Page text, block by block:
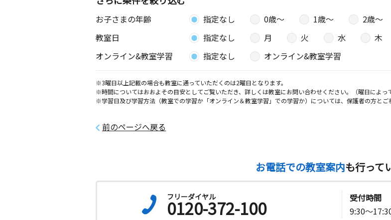
墨染駅教室
木 金 土 日
京都府京都市伏見区深草芳本町６７１－５２
東寺教室
3歳～高校生
京都府京都市南区西九条南田町５６－２ジェミニ
東寺２階
東山開睛教室
きよみず教室
火 水 木 金 土 日
3歳～高校生
お子さまの年齢 指定なし 0歳〜 1歳〜 2歳〜
教室日
指定なし 月 火 水 木
オンライン&教室学習
指定なし オンライン&教室学習
※3曜日以上記載の場合も教室に通っていただくのは2曜日となります。
※時間についてはおおよその目安としてご覧いただき、詳しくは教室にお問い合わせください。（曜日によっ
※学習日及び学習方法（教室での学習か「オンライン＆教室学習」での学習か）については、保護者の方とご
前のページへ戻る
お電話での教室案内も行って
フリーダイヤル
0120-372-100
受付時間
9:30～